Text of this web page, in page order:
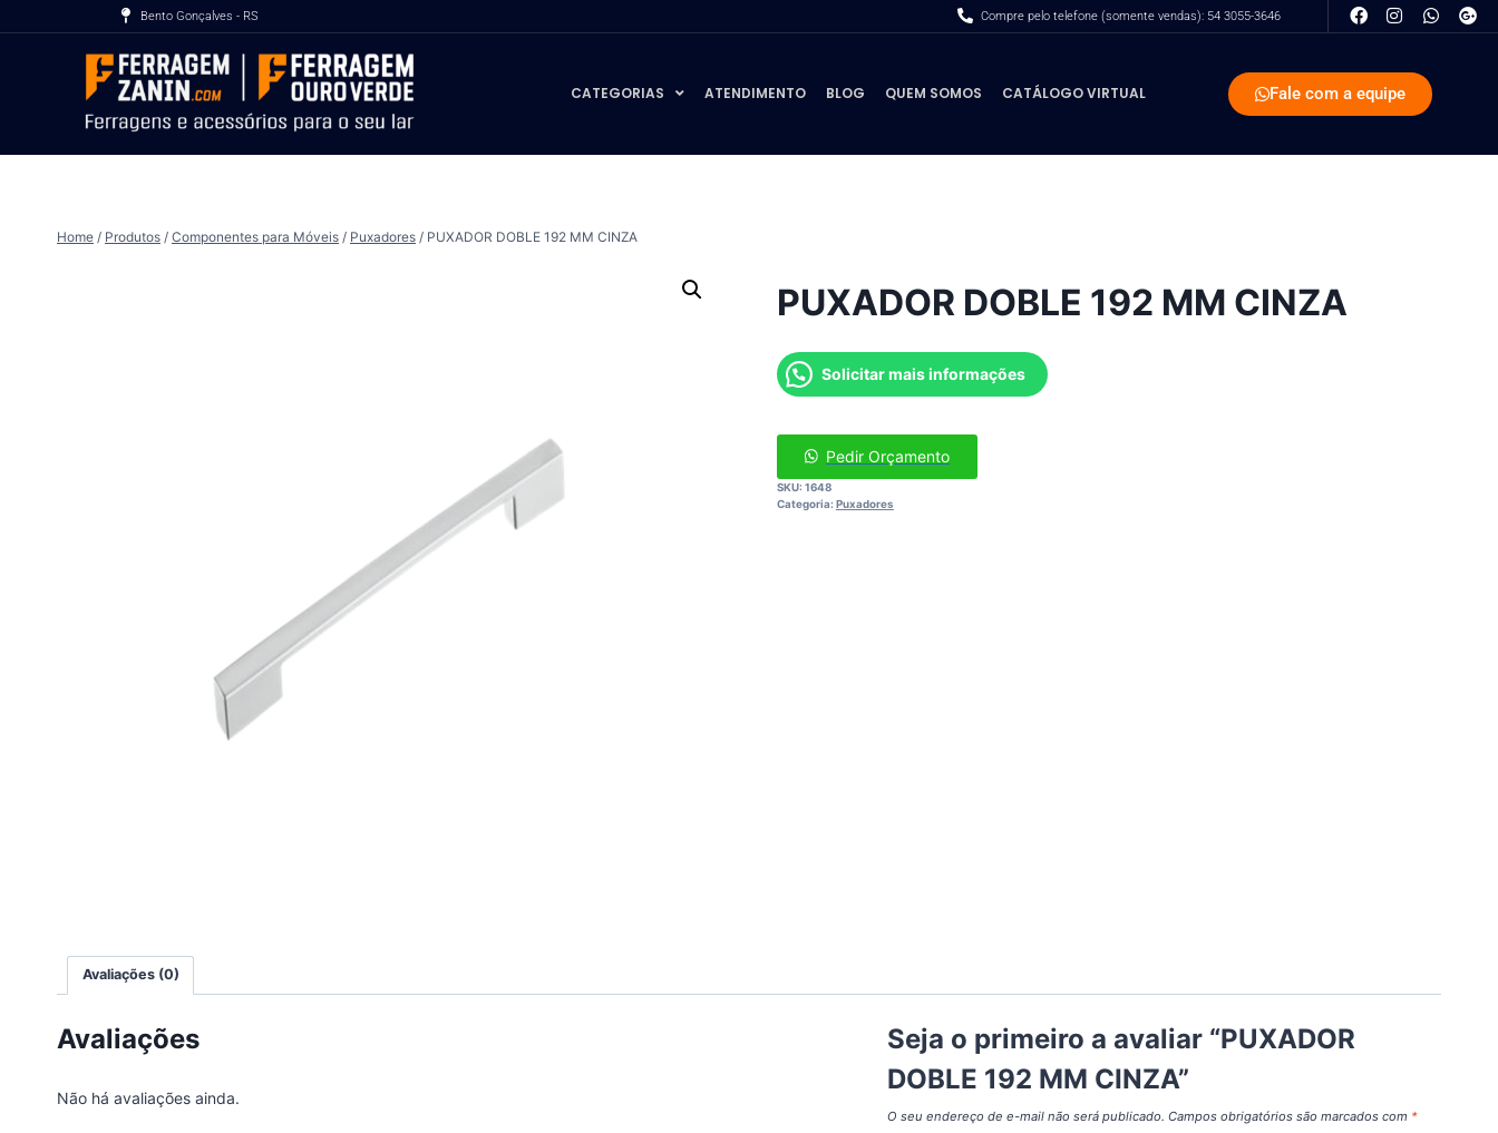
Bento Gonçalves - RS Compre pelo telefone (somente vendas): 54 3055-3646
CATEGORIAS ATENDIMENTO BLOG QUEM SOMOS CATÁLOGO VIRTUAL Fale com a equipe
Home / Produtos / Componentes para Móveis / Puxadores / PUXADOR DOBLE 192 MM CINZA
PUXADOR DOBLE 192 MM CINZA
Solicitar mais informações
Pedir Orçamento
SKU:1648
Categoria:Puxadores
Avaliações (0)
Avaliações
Não há avaliações ainda.
Seja o primeiro a avaliar “PUXADOR
DOBLE 192 MM CINZA”
O seu endereço de e-mail não será publicado. Campos obrigatórios são marcados com *